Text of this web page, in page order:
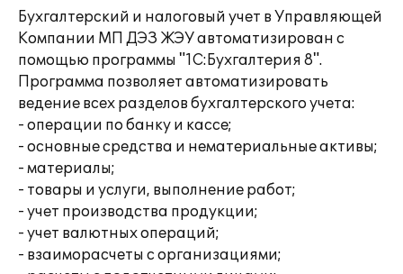
Бухгалтерский и налоговый учет в Управляющей
Компании МП ДЭЗ ЖЭУ автоматизирован с
помощью программы "1С:Бухгалтерия 8".
Программа позволяет автоматизировать
ведение всех разделов бухгалтерского учета:
- операции по банку и кассе;
- основные средства и нематериальные активы;
- материалы;
- товары и услуги, выполнение работ;
- учет производства продукции;
- учет валютных операций;
- взаиморасчеты с организациями;